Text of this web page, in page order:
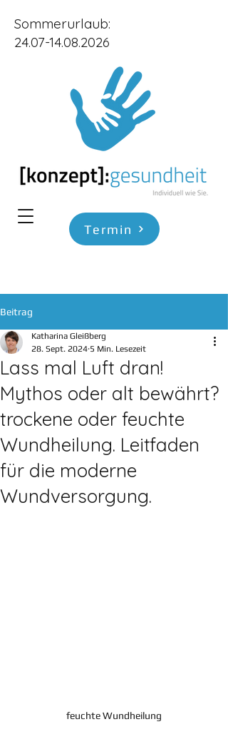
Sommerurlaub:
24.07-14.08.2026
Termin
Beitrag
Lass mal Luft dran!
Mythos oder alt bewährt?
trockene oder feuchte
Wundheilung. Leitfaden
für die moderne
Wundversorgung.
Katharina Gleißberg
28. Sept. 2024 5 Min. Lesezeit
feuchte Wundheilung